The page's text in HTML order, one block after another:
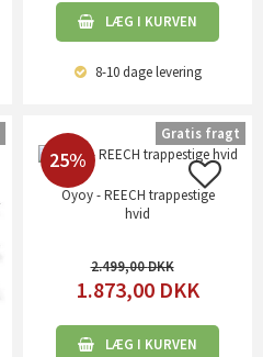
LÆG I KURVEN
8-10 dagelevering
25%
Oyoy - REECH trappestige
hvid
2.499,00
1.873,00 DKK
LÆG I KURVEN
Gratis fragt